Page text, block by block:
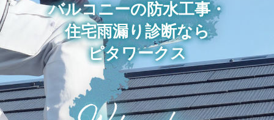
バルコニーの防水工事・
住宅雨漏り診断なら
ピタワークス